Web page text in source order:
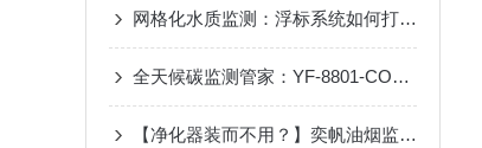
网格化水质监测：浮标系统如何打通河道治理“最后一公里“
全天候碳监测管家：YF-8801-CO2 碳排放在线监测系统​
【净化器装而不用？】奕帆油烟监测系统：远程诊断设备状态，杜绝违规操作！